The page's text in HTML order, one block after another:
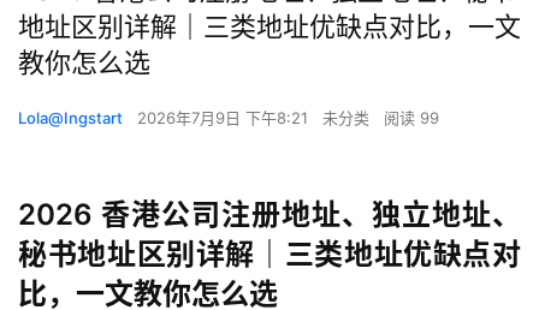
地址区别详解｜三类地址优缺点对比，一文
教你怎么选
Lola@Ingstart 2026年7月9日 下午8:21 未分类 阅读 99
2026 香港公司注册地址、独立地址、
秘书地址区别详解｜三类地址优缺点对
比，一文教你怎么选